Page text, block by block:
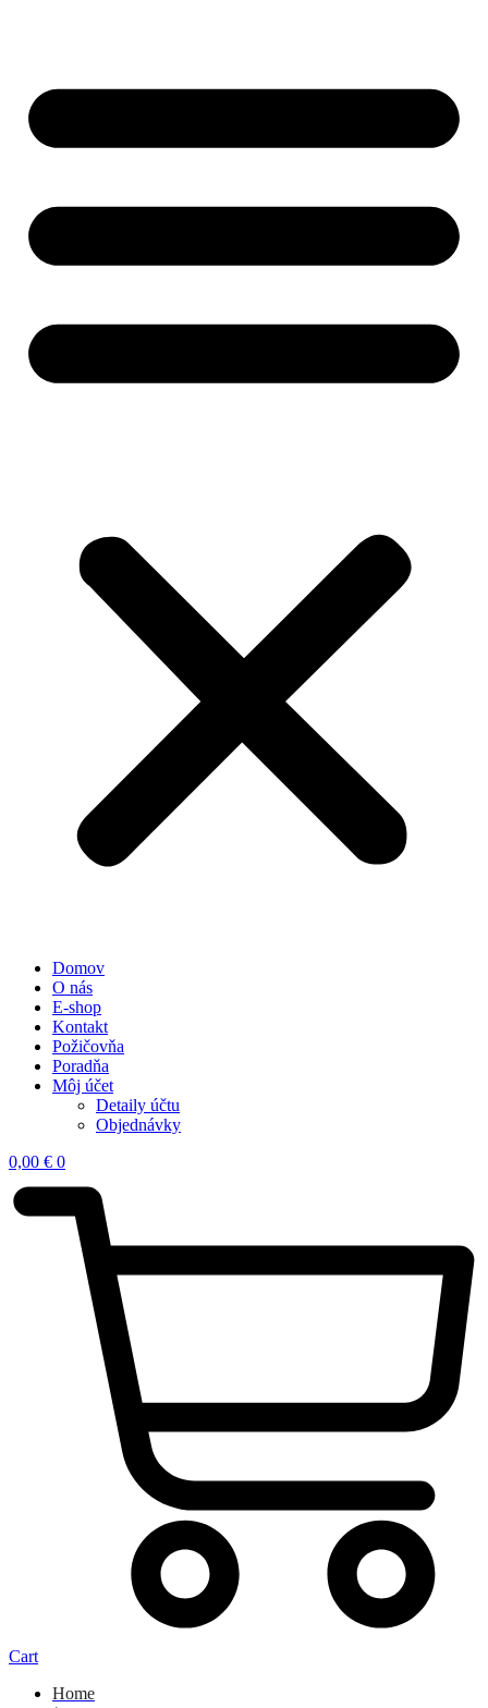
Domov
O nás
E-shop
Kontakt
Požičovňa
Poradňa
Môj účet
Detaily účtu
Objednávky
0,00 € 0
Cart
Home